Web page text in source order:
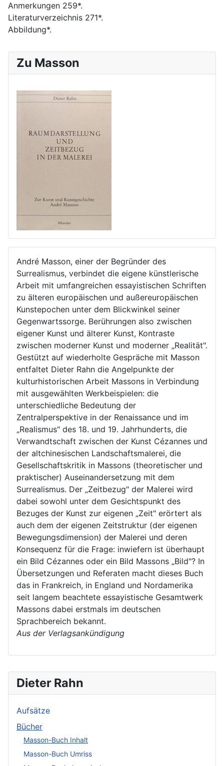
Dieter Rahn
Aufsätze
Bücher
Masson-Buch Inhalt
Masson-Buch Umriss
Anmerkungen 259*.
Literaturverzeichnis 271*.
Abbildung*.
Zu Masson
André Masson, einer der Begründer des
Surrealismus, verbindet die eigene künstlerische
Arbeit mit umfangreichen essayistischen Schriften
zu älteren europäischen und außereuropäischen
Kunstepochen unter dem Blickwinkel seiner
Gegenwartssorge. Berührungen also zwischen
eigener Kunst und älterer Kunst, Kontraste
zwischen moderner Kunst und moderner „Realität".
Gestützt auf wiederholte Gespräche mit Masson
entfaltet Dieter Rahn die Angelpunkte der
kulturhistorischen Arbeit Massons in Verbindung
mit ausgewählten Werkbeispielen: die
unterschiedliche Bedeutung der
Zentralperspektive in der Renaissance und im
„Realismus" des 18. und 19. Jahrhunderts, die
Verwandtschaft zwischen der Kunst Cézannes und
der altchinesischen Landschaftsmalerei, die
Gesellschaftskritik in Massons (theoretischer und
praktischer) Auseinandersetzung mit dem
Surrealismus. Der „Zeitbezug" der Malerei wird
dabei sowohl unter dem Gesichtspunkt des
Bezuges der Kunst zur eigenen „Zeit" erörtert als
auch dem der eigenen Zeitstruktur (der eigenen
Bewegungsdimension) der Malerei und deren
Konsequenz für die Frage: inwiefern ist überhaupt
ein Bild Cézannes oder ein Bild Massons „Bild"? In
Übersetzungen und Referaten macht dieses Buch
das in Frankreich, in England und Nordamerika
seit langem beachtete essayistische Gesamtwerk
Massons dabei erstmals im deutschen
Sprachbereich bekannt.
Aus der Verlagsankündigung